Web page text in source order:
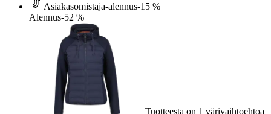
Asiakasomistaja-alennus-15 %
Alennus-52 %
Tuotteesta on 1 värivaihtoehtoa